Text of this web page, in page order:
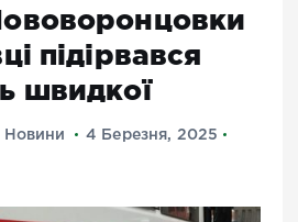
підірвався
швидкої
Новини
4 Березня, 2025